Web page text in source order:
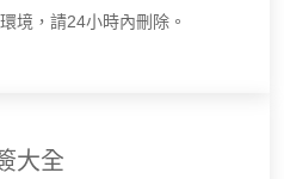
境，請24小時內刪除。
大全